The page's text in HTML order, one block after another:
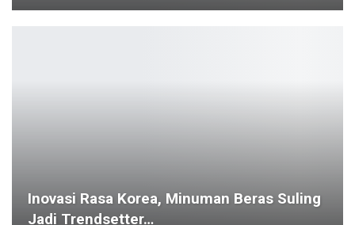
Inovasi Rasa Korea, Minuman Beras Suling
Jadi Trendsetter…